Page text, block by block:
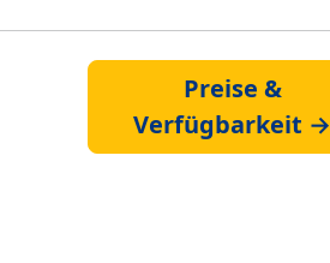
Preise &
Verfügbarkeit →